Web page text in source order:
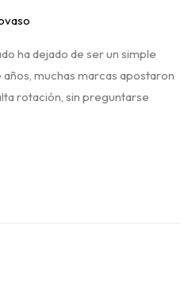
ha dejado de ser un simple
muchas marcas apostaron
rotación, sin preguntarse